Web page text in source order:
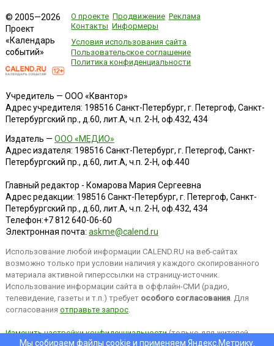
© 2005—2026
Проект
«Календарь
событий»
О проекте Продвижение Реклама
Контакты Информеры
Условия использования сайта
Пользовательское соглашение
Политика конфиденциальности
Учредитель — ООО «Квантор»
Адрес учредителя: 198516 Санкт-Петербург, г. Петергоф, Санкт-
Петербургский пр., д.60, лит.А, ч.п. 2-Н, оф.432, 434
Издатель — ООО «МЕДИО»
Адрес издателя: 198516 Санкт-Петербург, г. Петергоф, Санкт-
Петербургский пр., д.60, лит.А, ч.п. 2-Н, оф.440
Главный редактор - Комарова Мария Сергеевна
Адрес редакции: 198516 Санкт-Петербург, г. Петергоф, Санкт-
Петербургский пр., д.60, лит.А, ч.п. 2-Н, оф.432, 434
Телефон:+7 812 640-06-60
Электронная почта: askme@calend.ru
Использование любой информации CALEND.RU на веб-сайтах
возможно только при условии наличия у каждого скопированного
материала активной гиперссылки на страницу-источник.
Использование информации сайта в оффлайн-СМИ (радио,
телевидение, газеты и т.п.) требует особого согласования. Для
согласования отправьте запрос.
Изменить настройки конфиденциальности(только для жителей
Мы собираем файлы cookie и применяем Яндекс.Метрику.